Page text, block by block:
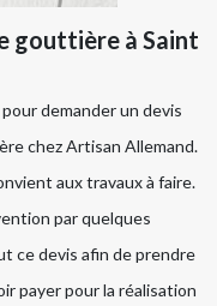
gouttière à Saint
demander un devis
chez Artisan Allemand.
aux travaux à faire.
par quelques
ce devis afin de prendre
payer pour la réalisation